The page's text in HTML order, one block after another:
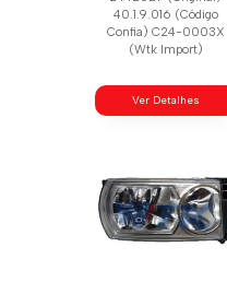
40.1.9.016 (Código
Confia) C24-0003X
(Wtk Import)
Ver Detalhes